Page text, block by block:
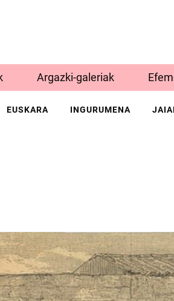
Argazki-galeriak
EUSKARA INGURUMENA